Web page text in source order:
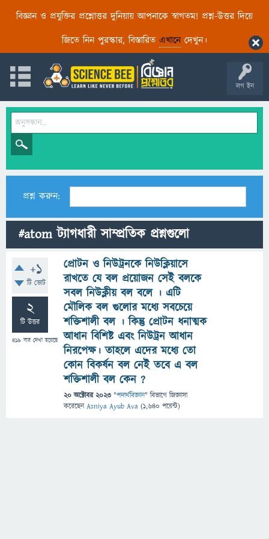
বিজ্ঞান ও প্রযুক্তির প্রশ্নোত্তর দুনিয়ায় আপনাকে স্বাগতম! প্রশ্ন-উত্তর দিয়ে
জিতে নিন পুরস্কার, বিস্তারিত এখানেদেখুন।
লগ ইন
প্রশ্ন করুন:
#atom ট্যাগধারী সাম্প্রতিক প্রশ্নগুলো
+1
টি ভোট
2
টি উত্তর
419 বার দেখা হয়েছে
প্রোটন ও নিউট্রনকে নিউক্লিয়াসে
রাখতে যে বল প্রয়োজন সেই বলকে
সবল নিউক্লীয় বল বলে । এটি
মৌলিক বল গুলোর মধ্যে সবচেয়ে
শক্তিশালী বল । কিন্তু প্রোটন ধনাত্মক
আধান বিশিষ্ট এবং নিউট্রন আধান
নিরপেক্ষ। তাহলে এদের মধ্যে তো
কোন বিকর্ষন বল নেই তবে এ বল
শক্তিশালী বল কেন ?
20 অক্টোবর 2023 "পদার্থবিজ্ঞান" বিভাগে জিজ্ঞাসা
করেছেনAsniya Ayub Ava (1,640 পয়েন্ট)